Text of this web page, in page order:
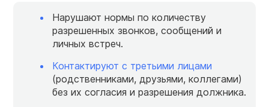
Нарушают нормы по количеству
разрешенных звонков, сообщений и
личных встреч.
Контактируют с третьими лицами
(родственниками, друзьями, коллегами)
без их согласия и разрешения должника.